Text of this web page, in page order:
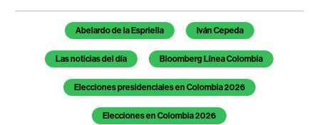
Temas de este artículo
Abelardo de la Espriella Iván Cepeda
Las noticias del día Bloomberg Línea Colombia
Elecciones presidenciales en Colombia 2026
Elecciones en Colombia 2026